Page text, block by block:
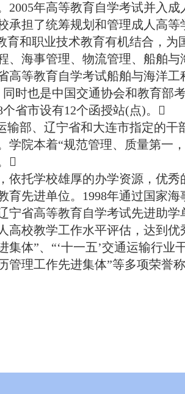
2005年高等教育自学考试并入
承担了统筹规划和管理成人高
育和职业技术教育有机结合，
、海事管理、物流管理、船舶
高等教育自学考试船舶与海洋
同时也是中国交通协会和教育部
省市设有12个函授站(点)。
输部、辽宁省和大连市指定的
学院本着“规范管理、质量第一

依托学校雄厚的办学资源，优
育先进单位。1998年通过国家
宁省高等教育自学考试先进助
高校教学工作水平评估，达到
集体”、“‘十一五’交通运输行
管理工作先进集体”等多项荣誉